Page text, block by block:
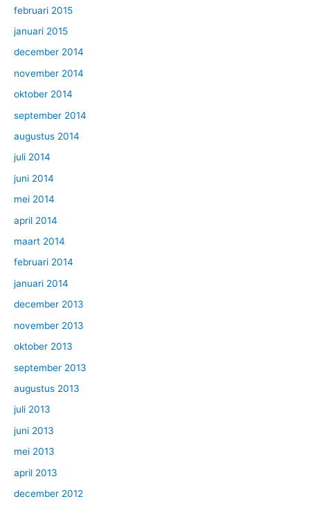
februari 2015
januari 2015
december 2014
november 2014
oktober 2014
september 2014
augustus 2014
juli 2014
juni 2014
mei 2014
april 2014
maart 2014
februari 2014
januari 2014
december 2013
november 2013
oktober 2013
september 2013
augustus 2013
juli 2013
juni 2013
mei 2013
april 2013
december 2012